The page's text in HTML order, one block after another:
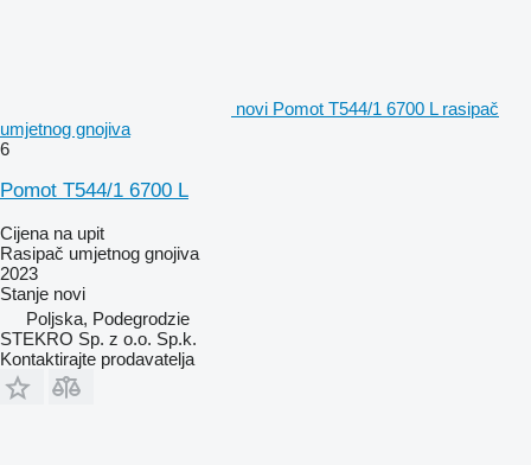
novi Pomot T544/1 6700 L rasipač
umjetnog gnojiva
6
Pomot T544/1 6700 L
Cijena na upit
Rasipač umjetnog gnojiva
2023
Stanje novi
Poljska, Podegrodzie
STEKRO Sp. z o.o. Sp.k.
Kontaktirajte prodavatelja